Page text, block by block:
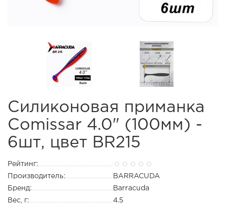
Силиконовая приманка
Comissar 4.0" (100мм) -
6шт, цвет BR215
Рейтинг:
Производитель:
BARRACUDA
Бренд:
Barracuda
Вес, г:
4.5